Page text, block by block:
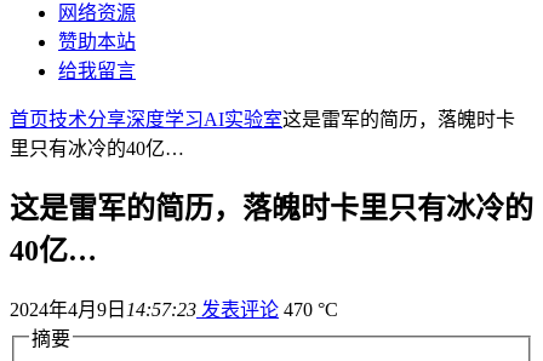
网络资源
赞助本站
给我留言
首页技术分享深度学习AI实验室这是雷军的简历，落魄时卡
里只有冰冷的40亿…
这是雷军的简历，落魄时卡里只有冰冷的
40亿…
2024年4月9日 14:57:23 发表评论 470 °C
摘要